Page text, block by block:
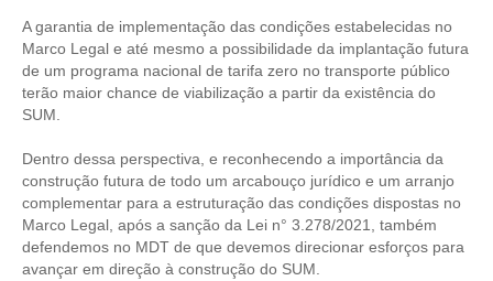
A garantia de implementação das condições estabelecidas no
Marco Legal e até mesmo a possibilidade da implantação futura
de um programa nacional de tarifa zero no transporte público
terão maior chance de viabilização a partir da existência do
SUM.
Dentro dessa perspectiva, e reconhecendo a importância da
construção futura de todo um arcabouço jurídico e um arranjo
complementar para a estruturação das condições dispostas no
Marco Legal, após a sanção da Lei n° 3.278/2021, também
defendemos no MDT de que devemos direcionar esforços para
avançar em direção à construção do SUM.